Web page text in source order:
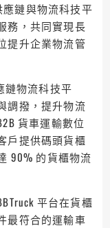
應鏈與物流科技平
務，共同實現長
提升企業物流管
鏈物流科技平
調撥，提升物流
貨車運輸數位
戶提供碼頭貨櫃
90% 的貨櫃物流
平台在貨櫃
最符合的運輸車